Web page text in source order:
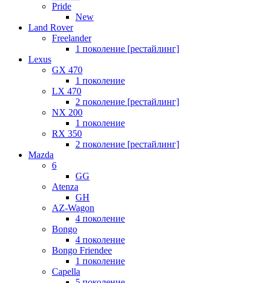
Pride
New
Land Rover
Freelander
1 поколение [рестайлинг]
Lexus
GX 470
1 поколение
LX 470
2 поколение [рестайлинг]
NX 200
1 поколение
RX 350
2 поколение [рестайлинг]
Mazda
6
GG
Atenza
GH
AZ-Wagon
4 поколение
Bongo
4 поколение
Bongo Friendee
1 поколение
Capella